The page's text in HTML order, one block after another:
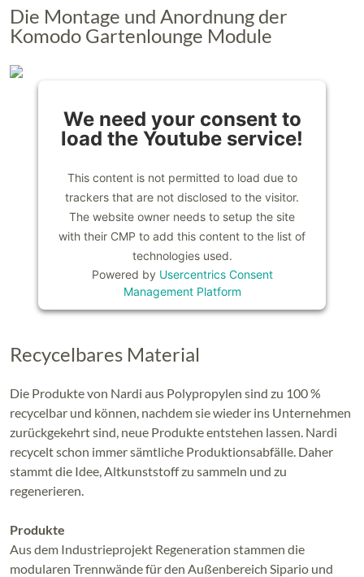
Die Montage und Anordnung der
Komodo Gartenlounge Module
We need your consent to
load the Youtube service!
This content is not permitted to load due to
trackers that are not disclosed to the visitor.
The website owner needs to setup the site
with their CMP to add this content to the list of
technologies used.
Powered by Usercentrics Consent
Management Platform
Recycelbares Material
Die Produkte von Nardi aus Polypropylen sind zu 100 %
recycelbar und können, nachdem sie wieder ins Unternehmen
zurückgekehrt sind, neue Produkte entstehen lassen. Nardi
recycelt schon immer sämtliche Produktionsabfälle. Daher
stammt die Idee, Altkunststoff zu sammeln und zu
regenerieren.
Produkte
Aus dem Industrieprojekt Regeneration stammen die
modularen Trennwände für den Außenbereich Sipario und